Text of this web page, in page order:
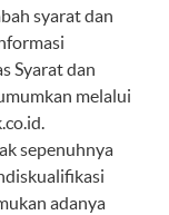
syarat dan
Syarat dan
melalui
sepenuhnya
adanya